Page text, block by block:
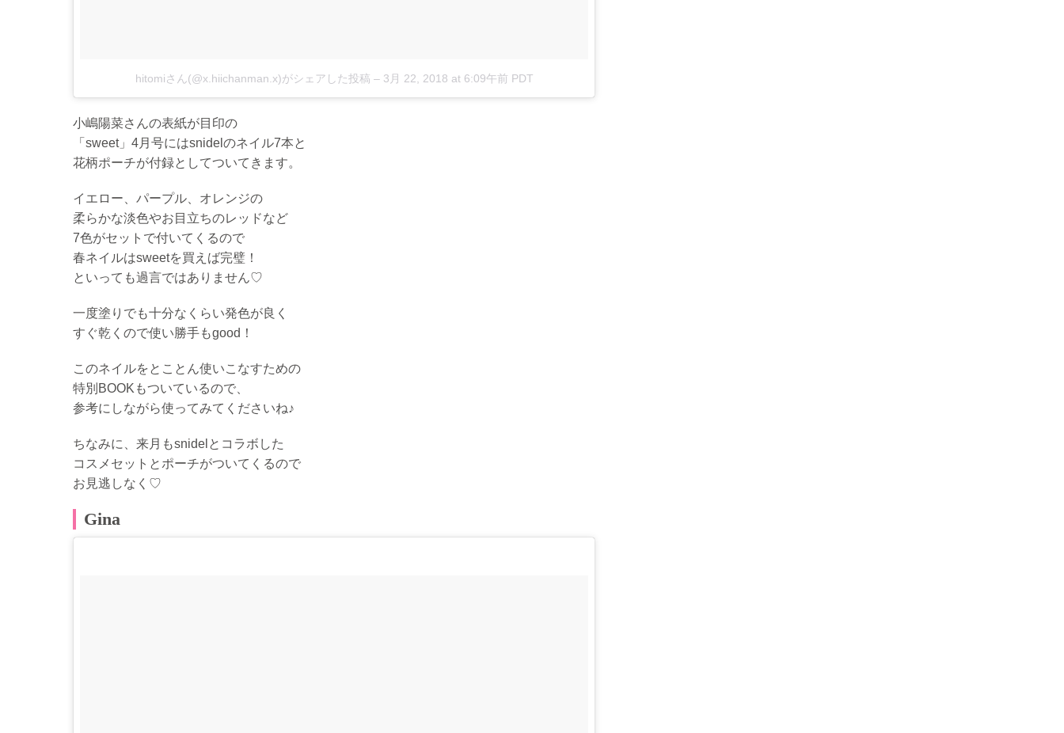
hitomiさん(@x.hiichanman.x)がシェアした投稿 – 3月 22, 2018 at 6:09午前 PDT
小嶋陽菜さんの表紙が目印の
「sweet」4月号にはsnidelのネイル7本と
花柄ポーチが付録としてついてきます。
イエロー、パープル、オレンジの
柔らかな淡色やお目立ちのレッドなど
7色がセットで付いてくるので
春ネイルはsweetを買えば完璧！
といっても過言ではありません♡
一度塗りでも十分なくらい発色が良く
すぐ乾くので使い勝手もgood！
このネイルをとことん使いこなすための
特別BOOKもついているので、
参考にしながら使ってみてくださいね♪
ちなみに、来月もsnidelとコラボした
コスメセットとポーチがついてくるので
お見逃しなく♡
Gina